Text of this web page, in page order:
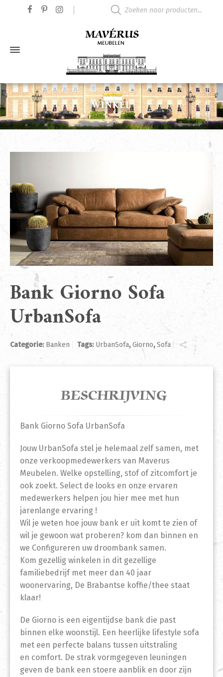
WINKEL
Bank Giorno Sofa
UrbanSofa
Categorie: Banken Tags: UrbanSofa,Giorno,Sofa
BESCHRIJVING
Bank Giorno Sofa UrbanSofa
Jouw UrbanSofa stel je helemaal zelf samen, met
onze verkoopmedewerkers van Maverus
Meubelen. Welke opstelling, stof of zitcomfort je
ook zoekt. Select de looks en onze ervaren
medewerkers helpen jou hier mee met hun
jarenlange ervaring !
Wil je weten hoe jouw bank er uit komt te zien of
wil je gewoon wat proberen? kom dan binnen en
we Configureren uw droombank samen.
Kom gezellig winkelen in dit gezellige
familiebedrijf met meer dan 40 jaar
woonervaring, De Brabantse koffie/thee staat
klaar!
De Giorno is een eigentijdse bank die past
binnen elke woonstijl. Een heerlijke lifestyle sofa
met een perfecte balans tussen uitstraling
en comfort. De strak vormgegeven leuningen
geven de bank een stoere aanblik en door zijn